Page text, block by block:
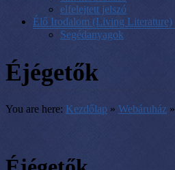
elfelejtett jelszó
Élő Irodalom (Living Literature)
Segédanyagok
Éjégetők
You are here: Kezdőlap » Webáruház »